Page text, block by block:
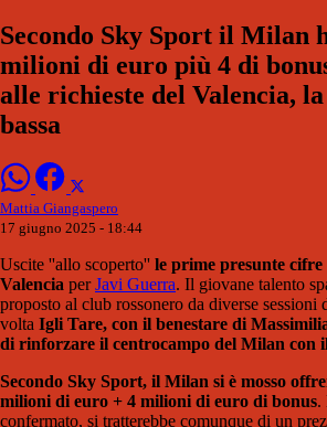
Secondo Sky Sport il Milan
milioni di euro più 4 di
alle richieste del Valencia,
bassa
Mattia Giangaspero
17 giugno 2025 - 18:44
Uscite ''allo scoperto'' le prime presunte
Valencia perJavi Guerra. Il giovane talento
proposto al club rossonero da diverse sessioni
volta Igli Tare, con il benestare di
di rinforzare il centrocampo del Milan con
Secondo Sky Sport, il Milan si è mosso
milioni di euro + 4 milioni di euro di bonus.
confermato, si tratterebbe comunque di un